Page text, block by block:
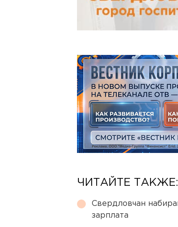
ЧИТАЙТЕ ТАКЖЕ:
Свердловчан
зарплата